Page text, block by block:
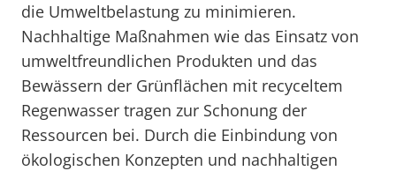
die Umweltbelastung zu minimieren.
Nachhaltige Maßnahmen wie das Einsatz von
umweltfreundlichen Produkten und das
Bewässern der Grünflächen mit recyceltem
Regenwasser tragen zur Schonung der
Ressourcen bei. Durch die Einbindung von
ökologischen Konzepten und nachhaltigen